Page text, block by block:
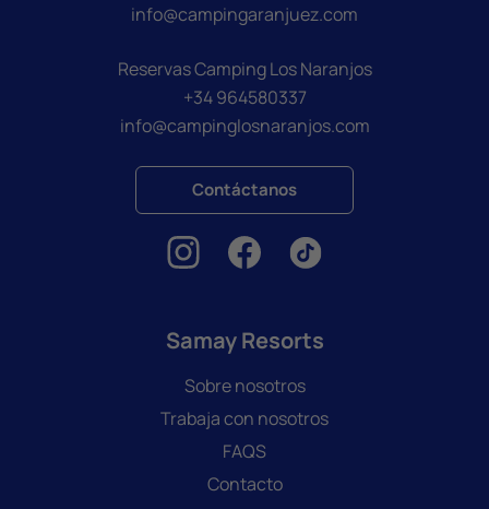
info@campingaranjuez.com
Reservas Camping Los Naranjos
+34 964580337
info@campinglosnaranjos.com
Contáctanos
Samay Resorts
Sobre nosotros
Trabaja con nosotros
FAQS
Contacto